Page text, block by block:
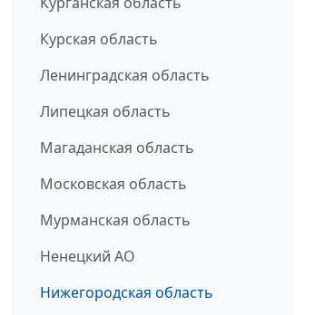
Курская область
Ленинградская область
Липецкая область
Магаданская область
Московская область
Мурманская область
Ненецкий АО
Нижегородская область